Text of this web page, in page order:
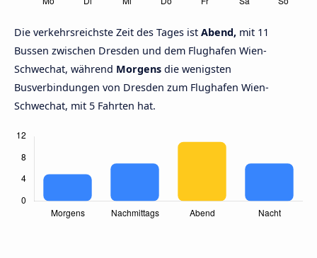
Die verkehrsreichste Zeit des Tages ist Abend, mit 11
Bussen zwischen Dresden und dem Flughafen Wien-
Schwechat, während Morgens die wenigsten
Busverbindungen von Dresden zum Flughafen Wien-
Schwechat, mit 5 Fahrten hat.